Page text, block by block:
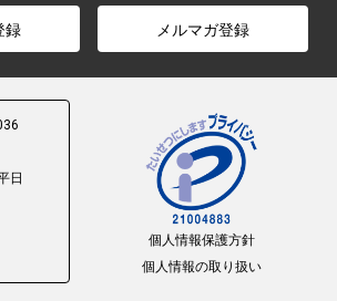
録 メルマガ登録
日
個人情報保護方針
個人情報の取り扱い